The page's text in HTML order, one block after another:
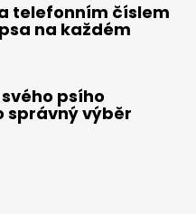
telefonním číslem
na každém
psího
správný výběr